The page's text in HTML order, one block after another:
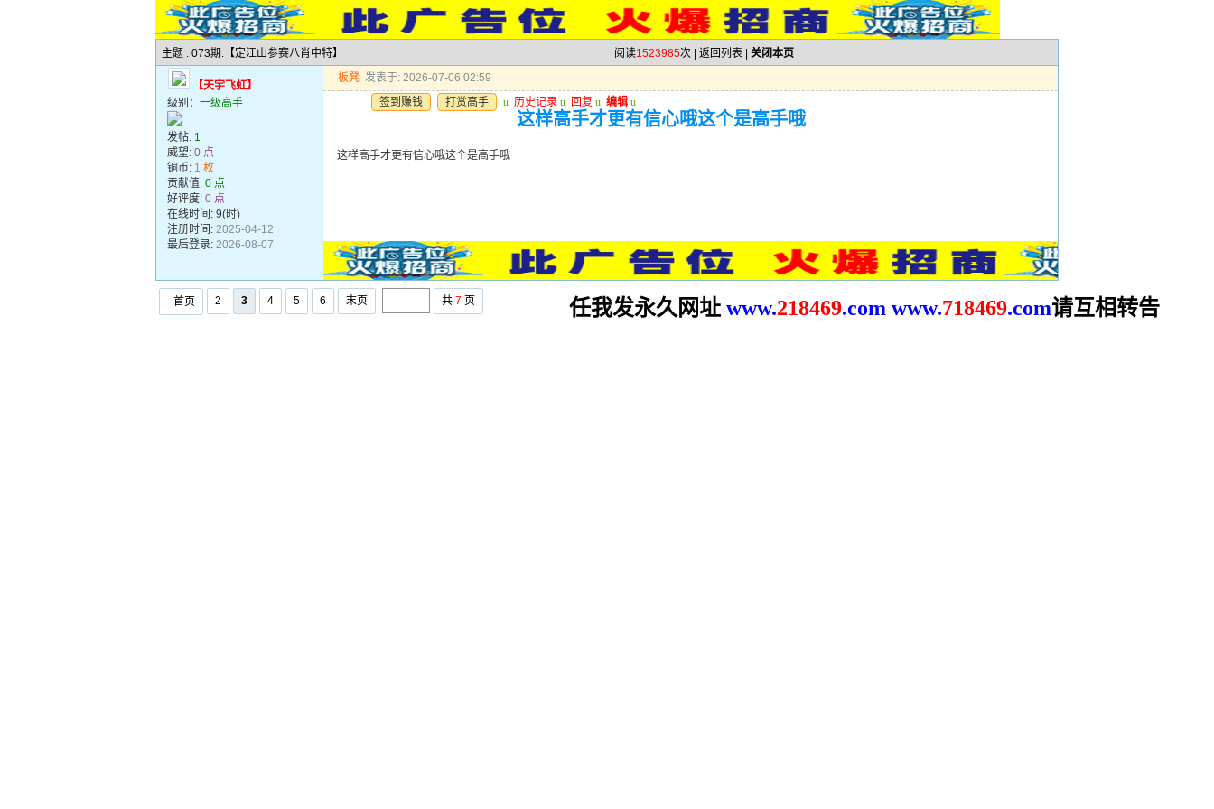
主题 : 073期:【定江山参赛八肖中特】 阅读1523985次 | 返回列表 关闭本页
【天宇飞虹】
级别： 一级高手
发帖: 1
威望: 0 点
铜币: 1 枚
贡献值: 0 点
好评度: 0 点
在线时间: 9(时)
注册时间: 2025-04-12
最后登录: 2026-08-07
板凳 发表于: 2026-07-06 02:59
签到赚钱
打赏高手 u 历史记录 u 回复 u 编辑 u
这样高手才更有信心哦这个是高手哦
这样高手才更有信心哦这个是高手哦
首页 2 3 4 5 6 末页 共 7 页 任我发永久网址 www.218469.com www.718469.com请互相转告